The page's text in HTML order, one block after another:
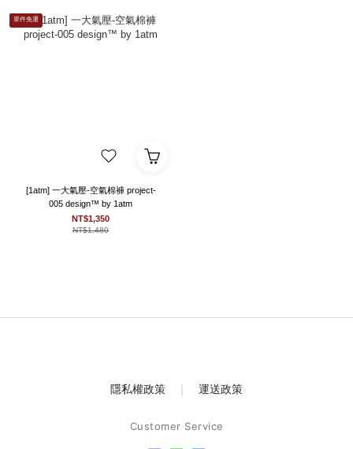
單件免運
[1atm] 一大氣壓-空氣棉褲 project-
005 design™ by 1atm
NT$1,350
NT$1,480
隱私權政策 ｜ 運送政策
Customer Service